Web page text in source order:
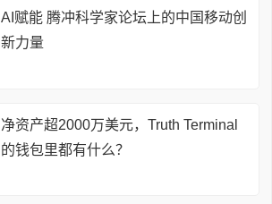
AI赋能 腾冲科学家论坛上的中国移动创
新力量
净资产超2000万美元，Truth Terminal
的钱包里都有什么？